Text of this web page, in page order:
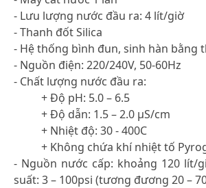
- Lưu lượng nước đầu ra: 4 lít/giờ
- Thanh đốt Silica
- Hệ thống bình đun, sinh hàn bằng
- Nguồn điện: 220/240V, 50-60Hz
- Chất lượng nước đầu ra:
+ Độ pH: 5.0 – 6.5
+ Độ dẫn: 1.5 – 2.0 µS/cm
+ Nhiệt độ: 30 - 400C
+ Không chứa khí nhiệt tố
- Nguồn nước cấp: khoảng 120 lít/
suất: 3 – 100psi (tương đương 20 –